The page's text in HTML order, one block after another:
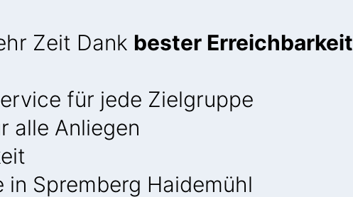
Zeit Dank bester Erreichbarkeit
für jede Zielgruppe
alle Anliegen
in Spremberg Haidemühl